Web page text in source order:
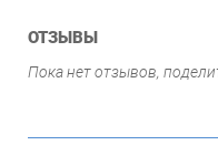
ОТЗЫВЫ
Пока нет отзывов,